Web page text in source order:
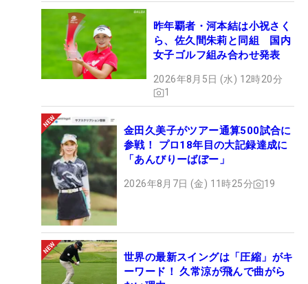
昨年覇者・河本結は小祝さく
ら、佐久間朱莉と同組 国内
女子ゴルフ組み合わせ発表
2026年8月5日 (水) 12時20分
1
金田久美子がツアー通算500試合に
参戦！ プロ18年目の大記録達成に
「あんびりーばぼー」
2026年8月7日 (金) 11時25分 19
世界の最新スイングは「圧縮」がキ
ーワード！ 久常涼が飛んで曲がら